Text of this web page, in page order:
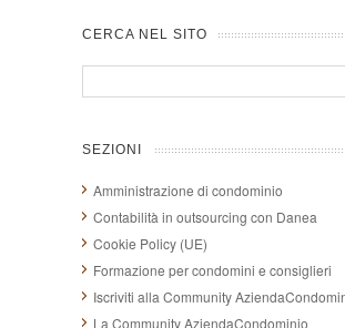
CERCA NEL SITO
SEZIONI
Amministrazione di condominio
Contabilità in outsourcing con Danea
Cookie Policy (UE)
Formazione per condomini e consiglieri
Iscriviti alla Community
La Community AziendaCondominio